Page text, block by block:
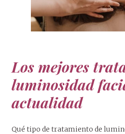
Los mejores
luminosidad
actualidad
Qué tipo de tratamiento de